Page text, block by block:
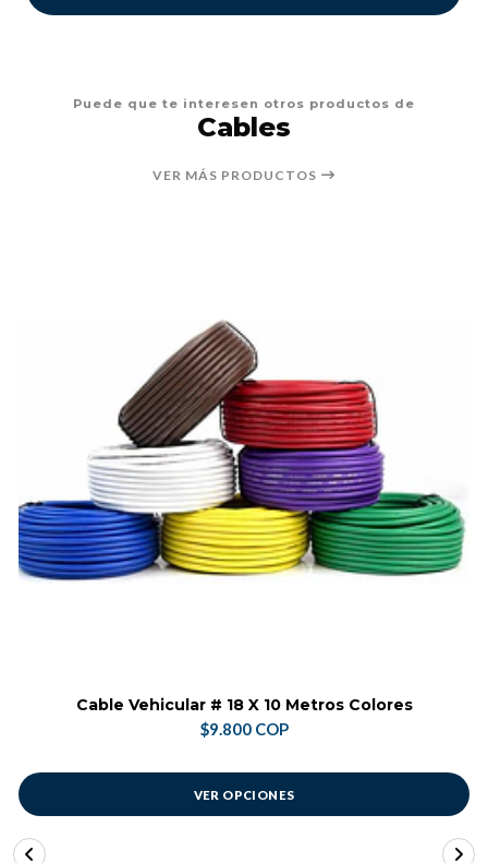
Puede que te interesen otros productos de
Cables
VER MÁS PRODUCTOS
Cable Vehicular # 18 X 10 Metros Colores
$9.800 COP
VER OPCIONES